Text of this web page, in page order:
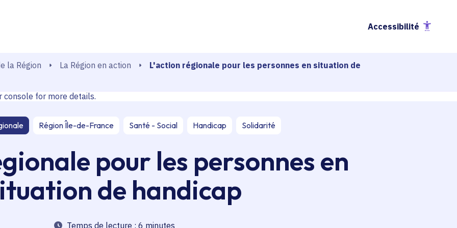
Accessibilité
la Région La Région en action L'action régionale pour les personnes en situation de
console for more details.
Région Île-de-France Santé - Social Handicap Solidarité
pour les personnes en
de handicap
Temps de lecture : 6 minutes